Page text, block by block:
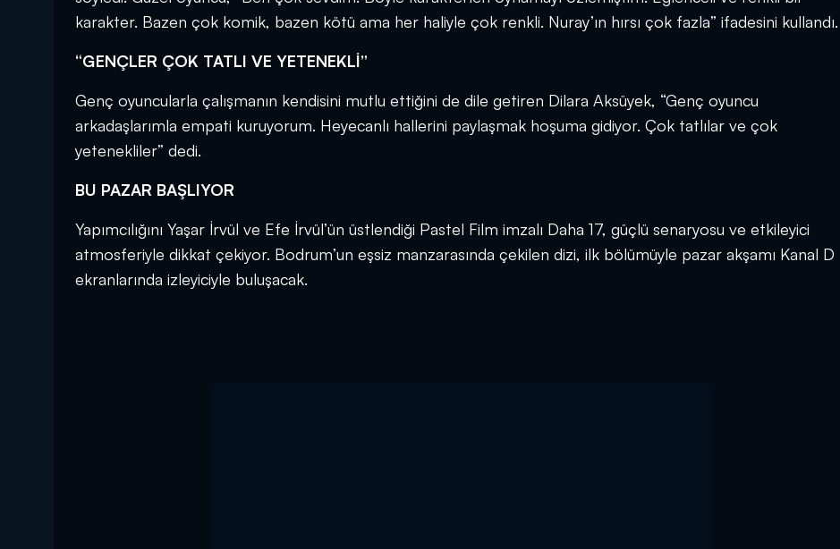
karakter. Bazen çok komik, bazen kötü ama her haliyle çok renkli. Nuray’ın hırsı çok fazla” ifadesini kullandı.
“GENÇLER ÇOK TATLI VE YETENEKLİ”
Genç oyuncularla çalışmanın kendisini mutlu ettiğini de dile getiren Dilara Aksüyek, “Genç oyuncu
arkadaşlarımla empati kuruyorum. Heyecanlı hallerini paylaşmak hoşuma gidiyor. Çok tatlılar ve çok
yetenekliler” dedi.
BU PAZAR BAŞLIYOR
Yapımcılığını Yaşar İrvül ve Efe İrvül’ün üstlendiği Pastel Film imzalı Daha 17, güçlü senaryosu ve etkileyici
atmosferiyle dikkat çekiyor. Bodrum’un eşsiz manzarasında çekilen dizi, ilk bölümüyle pazar akşamı Kanal D
ekranlarında izleyiciyle buluşacak.